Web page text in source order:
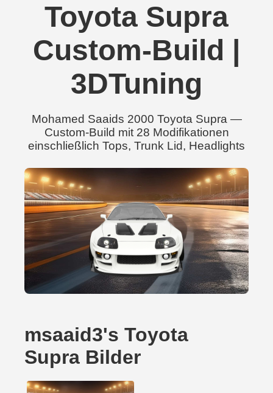
Toyota Supra
Custom-Build |
3DTuning
Mohamed Saaids 2000 Toyota Supra —
Custom-Build mit 28 Modifikationen
einschließlich Tops, Trunk Lid, Headlights
msaaid3's Toyota
Supra Bilder